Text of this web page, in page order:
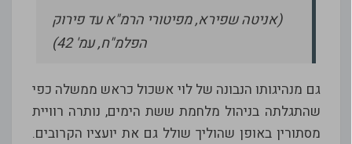
(אניטה שפירא, מפיטורי הרמ"א עד פירוק
הפלמ"ח, עמ' 42)
גם מנהיגותו הנבונה של לוי אשכול כראש ממשלה כפי
שהתגלתה בניהול מלחמת ששת הימים, נותרה רוויית
מסתורין באופן שהוליך שולל גם את יועציו הקרובים.